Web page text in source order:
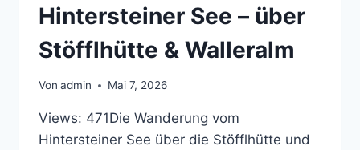
Hintersteiner See – über
Stöfflhütte & Walleralm
Von admin Mai 7, 2026
Views: 471Die Wanderung vom
Hintersteiner See über die Stöfflhütte und